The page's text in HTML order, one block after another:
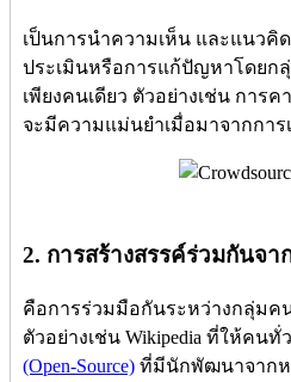
เป็นการนำความเห็น และแนว
ประเมินหรือการแก้ปัญหาโดยก
เพียงคนเดียว ตัวอย่างเช่น กา
จะมีความแม่นยำเมื่อมาจากกา
2. การสร้างสรรค์ร่วมกันจา
คือการร่วมมือกันระหว่างกลุ่มค
ตัวอย่างเช่น Wikipedia ที่ให้คน
(Open-Source) ที่มีนักพัฒนาจากห